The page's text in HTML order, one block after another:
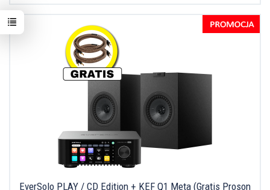
EverSolo PLAY / CD Edition + KEF Q1 Meta (Gratis Proson